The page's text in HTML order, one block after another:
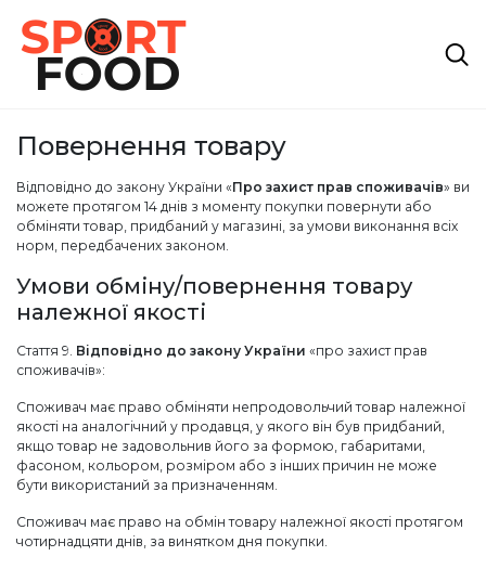
Повернення товару
Відповідно до закону України «Про захист прав споживачів» ви
можете протягом 14 днів з моменту покупки повернути або
обміняти товар, придбаний у магазині, за умови виконання всіх
норм, передбачених законом.
Умови обміну/повернення товару
належної якості
Стаття 9. Відповідно до закону України «про захист прав
споживачів»:
Споживач має право обміняти непродовольчий товар належної
якості на аналогічний у продавця, у якого він був придбаний,
якщо товар не задовольнив його за формою, габаритами,
фасоном, кольором, розміром або з інших причин не може
бути використаний за призначенням.
Споживач має право на обмін товару належної якості протягом
чотирнадцяти днів, за винятком дня покупки.